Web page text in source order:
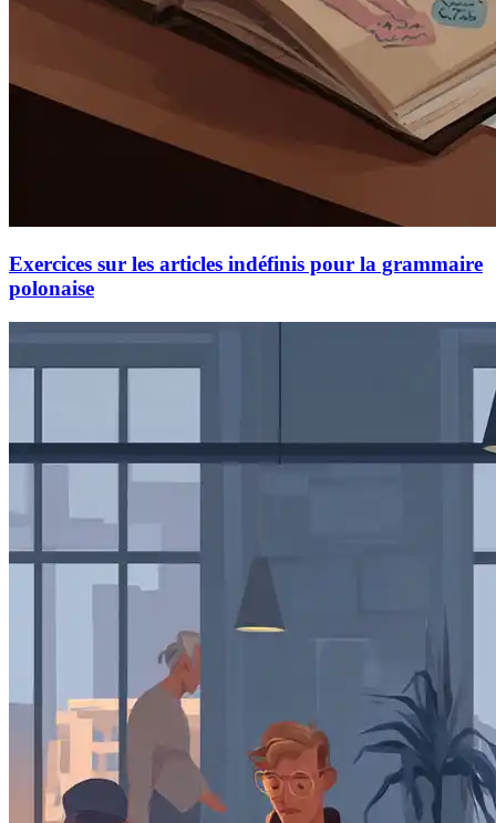
Exercices sur les articles indéfinis pour la grammaire
polonaise